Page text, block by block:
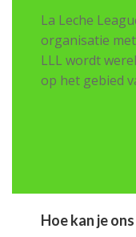
La Leche
organisatie
LLL wordt
op het gebied
Hoe kan je